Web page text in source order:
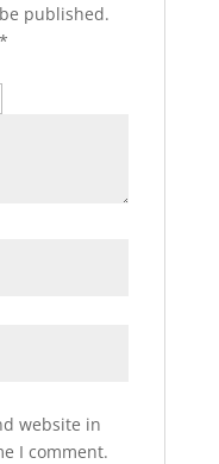
published.
*
website in
I comment.